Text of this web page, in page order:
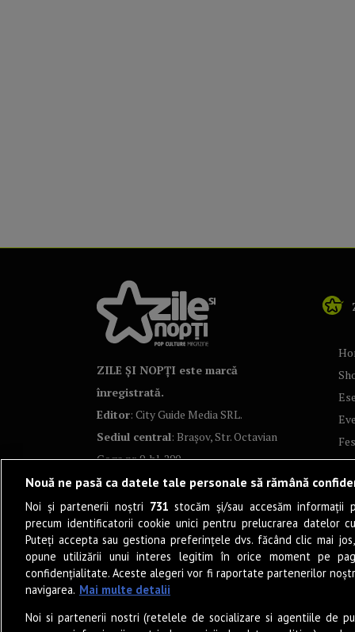
ZILE ȘI NOPȚI este marcă
înregistrată.
Editor: City Guide Media SRL.
Sediul central: Brașov, Str. Octavian
Goga nr. 9, bl. 290
Film
Nouă ne pasă ca datele tale personale să rămână
Noi și partenerii noștri 731 stocăm și/sau accesăm informații
precum identificatorii cookie unici pentru prelucrarea datelor
Puteți accepta sau gestiona preferințele dvs. făcând clic mai
opune utilizării unui interes legitim în orice moment pe
confidențialitate. Aceste alegeri vor fi raportate partenerilor
navigarea. Mai multe detalii
Noi si partenerii nostri (retelele de socializare si agentiile de